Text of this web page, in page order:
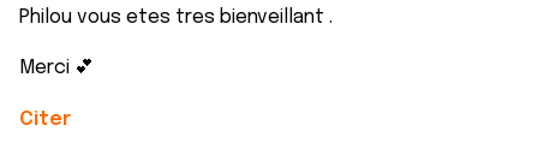
Philou vous etes tres bienveillant .
Merci 💕
Citer